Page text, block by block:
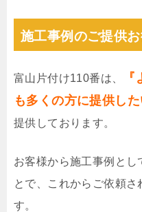
施工事例のご提供
富山片付け110番は、
も多くの方に提供した
提供しております。
お客様から施工事例とし
とで、これからご依頼さ
す。